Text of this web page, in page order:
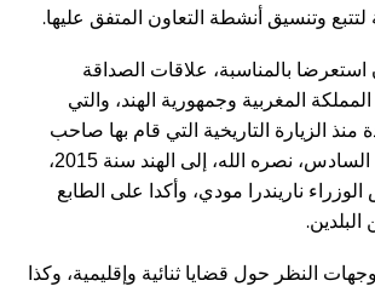
وتنسيق أنشطة التعاون المتفق عليها.
بالمناسبة، علاقات الصداقة
المملكة المغربية وجمهورية الهند، والتي
الزيارة التاريخية التي قام بها صاحب
الجلالة الملك محمد السادس، نصره الله، إلى الهند سنة 2015،
ناريندرا مودي، وأكدا على الطابع
البلدين.
النظر حول قضايا ثنائية وإقليمية، وكذا